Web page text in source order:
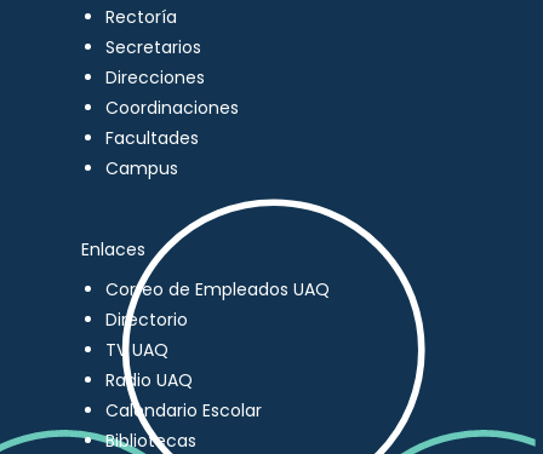
Rectoría
Secretarios
Direcciones
Coordinaciones
Facultades
Campus
Enlaces
Correo de Empleados UAQ
Directorio
TV UAQ
Radio UAQ
Calendario Escolar
Bibliotecas